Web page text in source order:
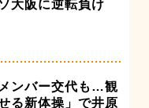
大阪に逆転負け
ンバー交代も…観
る新体操」で井原